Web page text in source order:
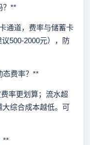
？**
道，费率与储蓄卡
500-2000元），防
费率？**
率更划算；流水超
综合成本越低。可
**